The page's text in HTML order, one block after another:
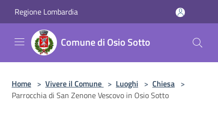
Regione Lombardia
Comune di Osio Sotto
Home > Vivere il Comune > Luoghi > Chiesa >
Parrocchia di San Zenone Vescovo in Osio Sotto